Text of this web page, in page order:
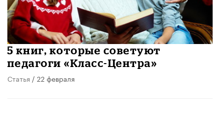
5 книг, которые советуют
педагоги «Класс-Центра»
Статья / 22 февраля